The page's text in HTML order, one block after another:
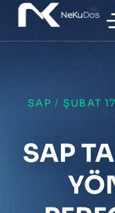
SAP / ŞUBAT
SAP